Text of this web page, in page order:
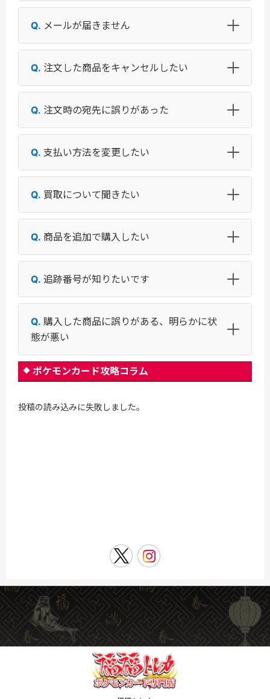
メールが届きません
注文した商品をキャンセルしたい
注文時の宛先に誤りがあった
支払い方法を変更したい
買取について聞きたい
商品を追加で購入したい
追跡番号が知りたいです
購入した商品に誤りがある、明らかに状
態が悪い
ポケモンカード攻略コラム
投稿の読み込みに失敗しました。